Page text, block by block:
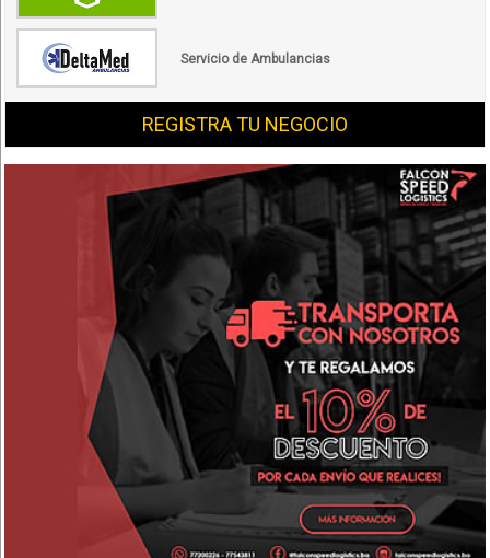
Servicio de Ambulancias
REGISTRA TU NEGOCIO